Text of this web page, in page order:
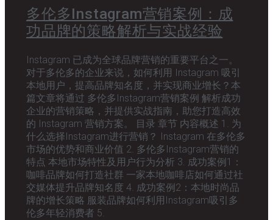
多伦多Instagram营销案例：成
功品牌的策略解析与实战经验
Instagram 已成为全球品牌营销的重要平台之一。
对于多伦多的企业来说，如何利用 Instagram 吸引
本地用户，提高品牌知名度，并实现商业增长？本
篇文章将通过 多伦多Instagram营销案例 解析成功
企业的营销策略，并提供实战指南，助您打造高效
的 Instagram 营销方案。 目录 章节 内容概述 1. 为
什么选择Instagram进行营销？ Instagram 在多伦多
市场的优势和商业价值 2. 多伦多Instagram营销的
特点 本地市场特性及用户行为分析 3. 成功案例1：
咖啡品牌如何打造社群 一家本地咖啡店如何通过社
交媒体提升品牌知名度 4. 成功案例2：本地时尚品
牌的增长策略 服装品牌如何利用Instagram吸引多
伦多年轻消费者 5.